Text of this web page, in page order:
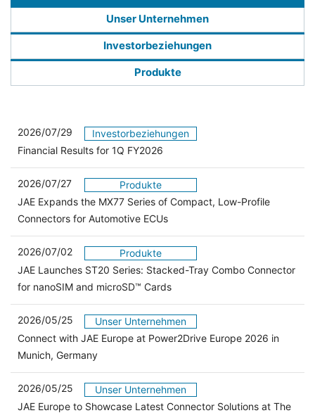
Unser Unternehmen
Investorbeziehungen
Produkte
2026/07/29
Investorbeziehungen
Financial Results for 1Q FY2026
2026/07/27
Produkte
JAE Expands the MX77 Series of Compact, Low-Profile
Connectors for Automotive ECUs
2026/07/02
Produkte
JAE Launches ST20 Series: Stacked-Tray Combo Connector
for nanoSIM and microSD™ Cards
2026/05/25
Unser Unternehmen
Connect with JAE Europe at Power2Drive Europe 2026 in
Munich, Germany
2026/05/25
Unser Unternehmen
JAE Europe to Showcase Latest Connector Solutions at The